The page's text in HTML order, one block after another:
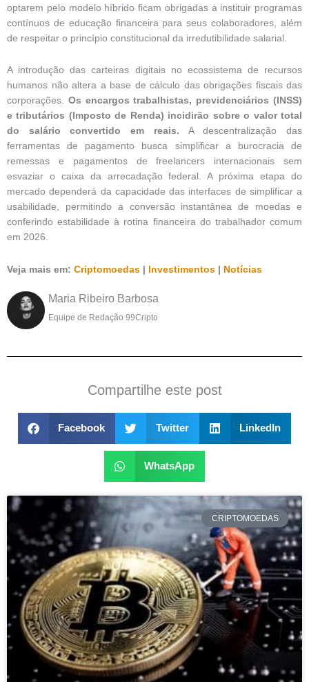
optarem pelo modelo híbrido ficam obrigadas a instituir programas
contínuos de educação financeira para seus colaboradores, além
de respeitar o princípio constitucional da irredutibilidade salarial.
A introdução das carteiras digitais no ecossistema de recursos
humanos não altera a base de cálculo das obrigações fiscais das
corporações. Os encargos trabalhistas, previdenciários (INSS)
e tributários (Imposto de Renda) incidirão sobre o valor total
do salário convertido em reais. A descentralização das
ferramentas de pagamento busca simplificar a burocracia de
remessas e pagamentos de freelancers internacionais sem
esvaziar o caixa da arrecadação federal. A próxima etapa do
mercado dependerá da capacidade das interfaces de simplificar a
usabilidade, permitindo a conversão instantânea de moedas e
conferindo estabilidade à rotina financeira do trabalhador comum
em 2026.
Veja mais em: Criptomoedas Investimentos Notícias
Maria Ribeiro Barbosa
Equipe de Redação 99Cripto
Compartilhe este post
Facebook Twitter LinkedIn
WhatsApp
CRIPTOMOEDAS